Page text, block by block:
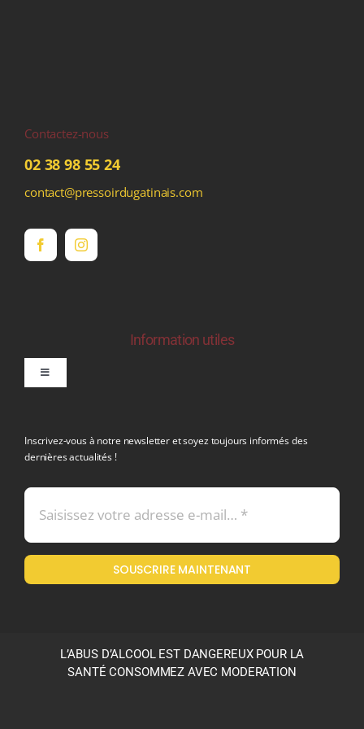
Contactez-nous
02 38 98 55 24
contact@pressoirdugatinais.com
Information utiles
Toggle
Mentions légales
Politique en matière de remboursements et de retours
Inscrivez-vous à notre newsletter et soyez toujours informés des
dernières actualités !
SOUSCRIRE MAINTENANT
L’ABUS D’ALCOOL EST DANGEREUX POUR LA
SANTÉ CONSOMMEZ AVEC MODERATION